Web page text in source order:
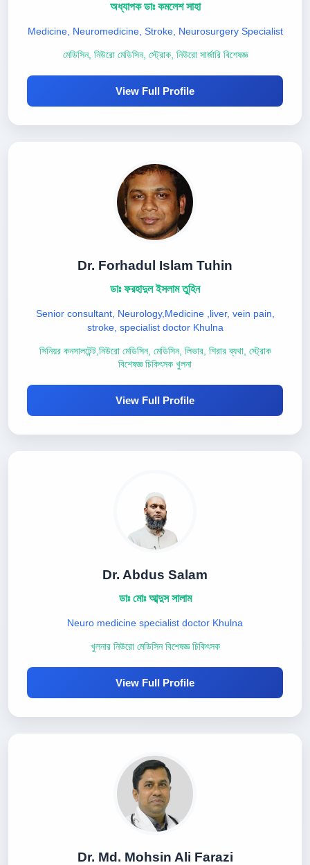
অধ্যাপক ডাঃ কমলেশ সাহা
Medicine, Neuromedicine, Stroke, Neurosurgery Specialist
মেডিসিন, নিউরো মেডিসিন, স্ট্রোক, নিউরো সার্জারি বিশেষজ্ঞ
View Full Profile
Dr. Forhadul Islam Tuhin
ডাঃ ফরহাদুল ইসলাম তুহিন
Senior consultant, Neurology,Medicine ,liver, vein pain,
stroke, specialist doctor Khulna
সিনিয়র কনসালটেন্ট,নিউরো মেডিসিন, মেডিসিন, লিভার, শিরার ব্যথা, স্ট্রোক
বিশেষজ্ঞ চিকিৎসক খুলনা
View Full Profile
Dr. Abdus Salam
ডাঃ মোঃ আব্দুস সালাম
Neuro medicine specialist doctor Khulna
খুলনার নিউরো মেডিসিন বিশেষজ্ঞ চিকিৎসক
View Full Profile
Dr. Md. Mohsin Ali Farazi